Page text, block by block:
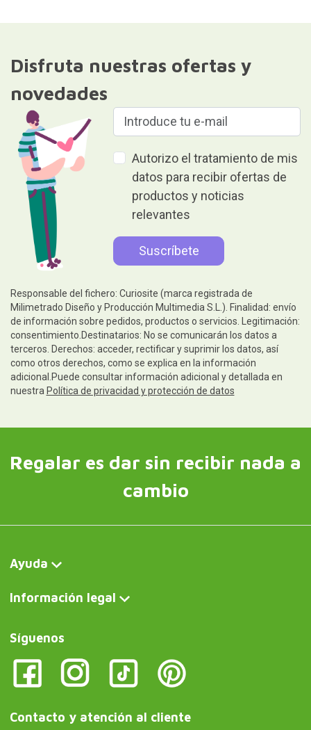
Disfruta nuestras ofertas y
novedades
Autorizo el tratamiento de mis
datos para recibir ofertas de
productos y noticias
relevantes
Responsable del fichero: Curiosite (marca registrada de
Milimetrado Diseño y Producción Multimedia S.L.). Finalidad: envío
de información sobre pedidos, productos o servicios. Legitimación:
consentimiento.Destinatarios: No se comunicarán los datos a
terceros. Derechos: acceder, rectificar y suprimir los datos, así
como otros derechos, como se explica en la información
adicional.Puede consultar información adicional y detallada en
nuestra Política de privacidad y protección de datos
Regalar es dar sin recibir nada a
cambio
Ayuda
Información legal
Síguenos
Contacto y atención al cliente